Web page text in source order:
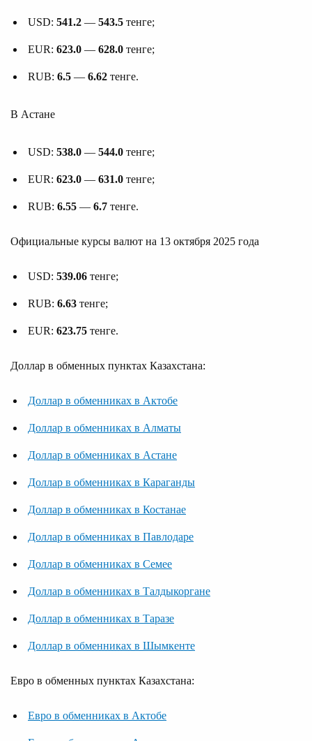
USD: 541.2 — 543.5 тенге;
EUR: 623.0 — 628.0 тенге;
RUB: 6.5 — 6.62 тенге.
В Астане
USD: 538.0 — 544.0 тенге;
EUR: 623.0 — 631.0 тенге;
RUB: 6.55 — 6.7 тенге.
Официальные курсы валют на 13 октября 2025 года
USD: 539.06 тенге;
RUB: 6.63 тенге;
EUR: 623.75 тенге.
Доллар в обменных пунктах Казахстана:
Доллар в обменниках в Актобе
Доллар в обменниках в Алматы
Доллар в обменниках в Астане
Доллар в обменниках в Караганды
Доллар в обменниках в Костанае
Доллар в обменниках в Павлодаре
Доллар в обменниках в Семее
Доллар в обменниках в Талдыкоргане
Доллар в обменниках в Таразе
Доллар в обменниках в Шымкенте
Евро в обменных пунктах Казахстана:
Евро в обменниках в Актобе